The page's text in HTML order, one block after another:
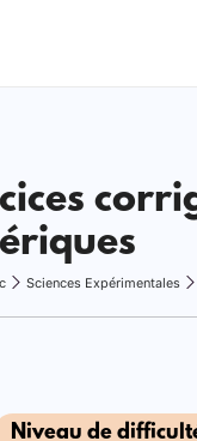
Sciences Expérimentales
Niveau de